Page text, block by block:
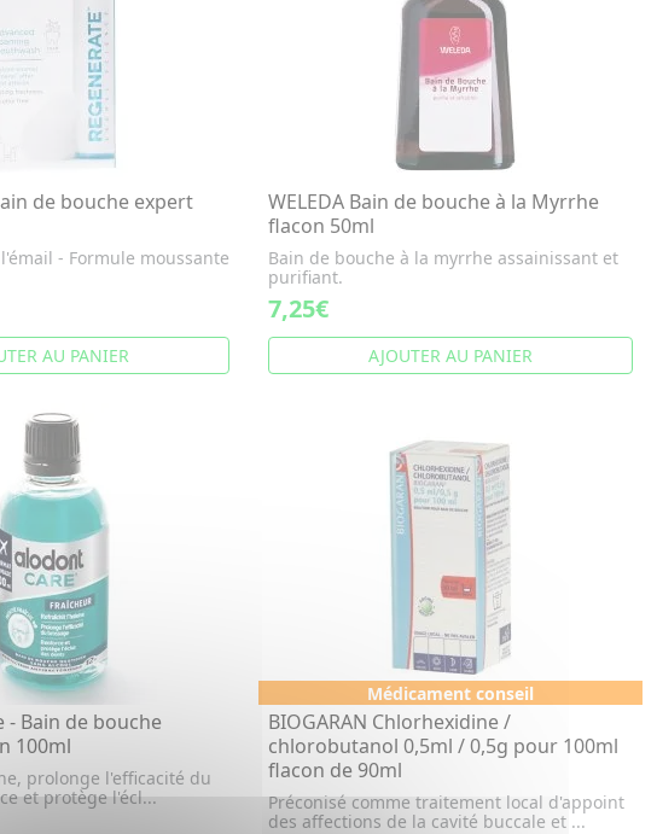
de bouche expert
- Formule moussante
AU PANIER
WELEDA Bain de bouche à la Myrrhe
flacon 50ml
Bain de bouche à la myrrhe assainissant et
purifiant.
7,25€
AJOUTER AU PANIER
- Bain de bouche
100ml
prolonge l'efficacité du
et protège l'écl...
Médicament conseil
BIOGARAN Chlorhexidine /
chlorobutanol 0,5ml / 0,5g pour 100ml
flacon de 90ml
Préconisé comme traitement local d'appoint
des affections de la cavité buccale et ...